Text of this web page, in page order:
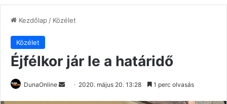
Kezdőlap/ Közélet
Közélet
Éjfélkor jár le a határidő
DunaOnline
Send 2020. május 20. 13:28 1 perc olvasás